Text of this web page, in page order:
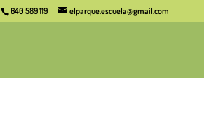
640 589 119 elparque.escuela@gmail.com